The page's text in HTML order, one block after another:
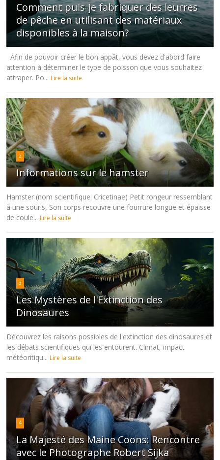
Comment puis-je fabriquer des leurres
de pêche en utilisant des matériaux
disponibles à la maison?
Afin de pouvoir créer le bon appât, vous devez d'abord faire
attention à déterminer le type de poisson que vous souhaitez
attraper. Po... Lire la suite
2
Informations sur le hamster
Hamster (nom scientifique: Cricetinae) Petit rongeur ressemblant
à une souris, Son corps recouvre une fourrure longue et épaisse
de coule... Lire la suite
3
Les Mystères de l'Extinction des
Dinosaures
Découvrez les raisons possibles de l'extinction des dinosaures et
les débats scientifiques qui les entourent. Climat, impact
météoritiqu... Lire la suite
4
La Majesté des Maine Coons: Rencontre
avec le Photographe Robert Sijka